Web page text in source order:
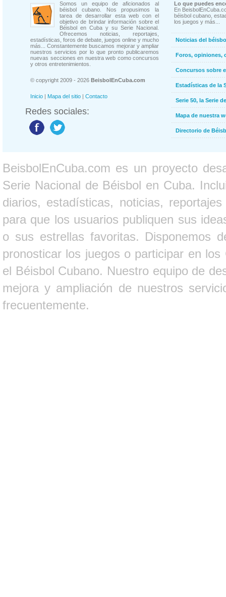
Somos un equipo de aficionados al
béisbol cubano. Nos propusimos la
tarea de desarrollar esta web con el
objetivo de brindar información sobre el
Béisbol en Cuba y su Serie Nacional.
Ofrecemos noticias, reportajes,
estadísticas, foros de debate, juegos online y mucho
más... Constantemente buscamos mejorar y ampliar
nuestros servicios por lo que pronto publicaremos
nuevas secciones en nuestra web como concursos
y otros entretenimientos.
© copyright 2009 - 2026 BeisbolEnCuba.com
Inicio | Mapa del sitio | Contacto
Redes sociales:
Lo que puedes
En
béisbol cubano,
los juegos y más...
Noticias del
Foros, opiniones,
Concursos sobre
Estadísticas de la
Serie 50, la Serie
Mapa de nuestra
Directorio de
BeisbolEnCuba.com es un proyecto
Serie Nacional de Béisbol en Cuba.
diarios, estadísticas, noticias,
para que los usuarios publiquen sus
o sus estrellas favoritas. Disponemos
pronosticar los juegos o participar en
el Béisbol Cubano. Nuestro equipo de
mejora y ampliación de nuestros
frecuentemente.